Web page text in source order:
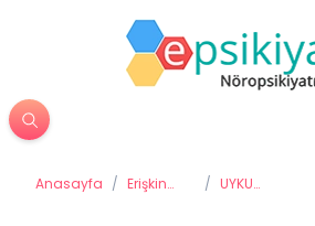
Anasayfa / Erişkin
/ UYKU